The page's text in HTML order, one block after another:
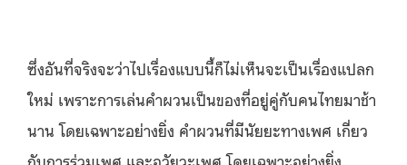
ซึ่งอันที่จริงจะว่าไปเรื่องแบบนี้ก็ไม่เห็นจะเป็นเรื่องแปลก
ใหม่ เพราะการเล่นคำผวนเป็นของที่อยู่คู่กับคนไทยมาช้า
นาน โดยเฉพาะอย่างยิ่ง คำผวนที่มีนัยยะทางเพศ เกี่ยว
กับการร่วมเพศ และอวัยวะเพศ โดยเฉพาะอย่างยิ่ง